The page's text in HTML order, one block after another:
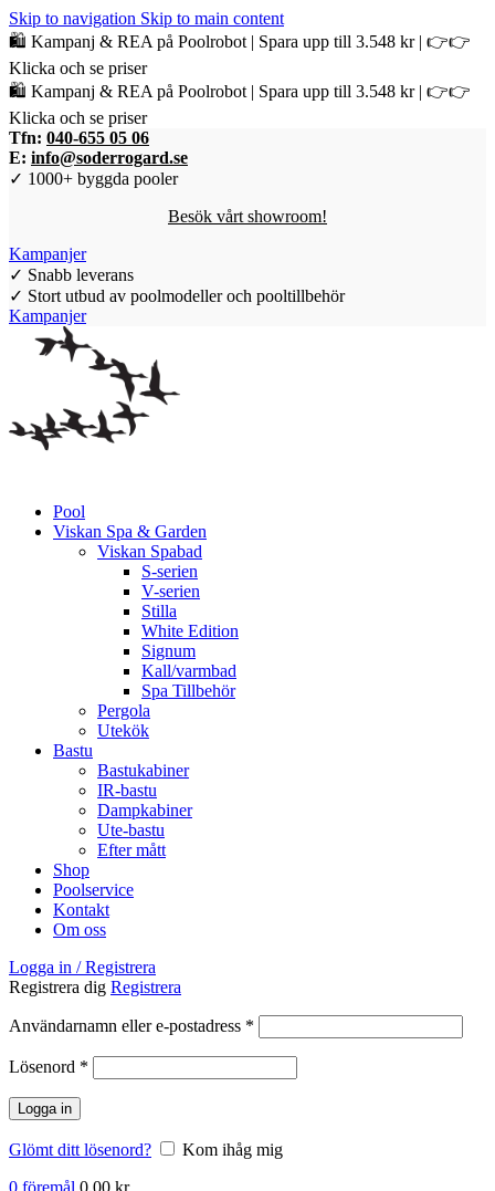
Skip to navigation Skip to main content
🛍️ Kampanj & REA på Poolrobot | Spara upp till 3.548 kr | 👉👉
Klicka och se priser
🛍️ Kampanj & REA på Poolrobot | Spara upp till 3.548 kr | 👉👉
Klicka och se priser
Tfn: 040-655 05 06
E: info@soderrogard.se
✓ 1000+ byggda pooler
Besök vårt showroom!
Kampanjer
✓ Snabb leverans
✓ Stort utbud av poolmodeller och pooltillbehör
Kampanjer
Pool
Viskan Spa & Garden
Viskan Spabad
S-serien
V-serien
Stilla
White Edition
Signum
Kall/varmbad
Spa Tillbehör
Pergola
Utekök
Bastu
Bastukabiner
IR-bastu
Dampkabiner
Ute-bastu
Efter mått
Shop
Poolservice
Kontakt
Om oss
Logga in / Registrera
Registrera dig Registrera
Användarnamn eller e-postadress *
Lösenord *
Logga in
Glömt ditt lösenord?
Kom ihåg mig
0 föremål 0,00 kr